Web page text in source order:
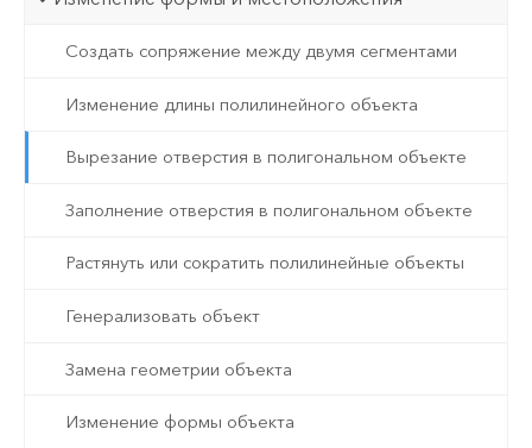
Создать сопряжение между двумя сегментами
Изменение длины полилинейного объекта
Вырезание отверстия в полигональном объекте
Заполнение отверстия в полигональном объекте
Растянуть или сократить полилинейные объекты
Генерализовать объект
Замена геометрии объекта
Изменение формы объекта